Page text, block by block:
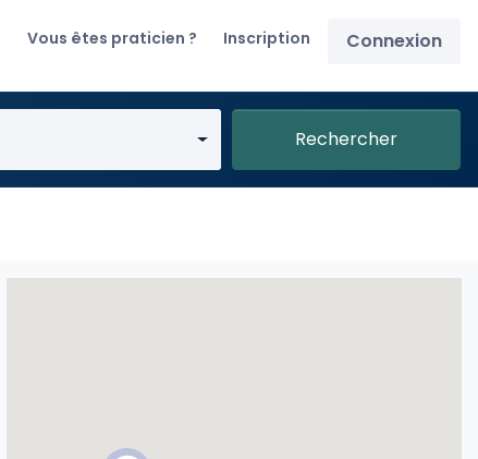
Vous êtes praticien ? Inscription Connexion
Rechercher